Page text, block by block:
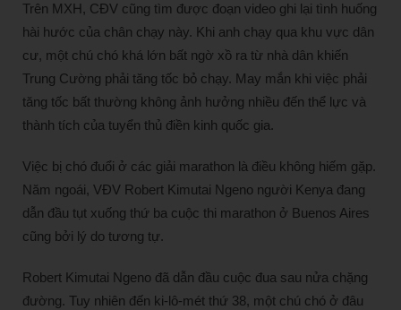
Trên MXH, CĐV cũng tìm được đoạn video ghi lại tình huống
hài hước của chân chạy này. Khi anh chạy qua khu vực dân
cư, một chú chó khá lớn bất ngờ xồ ra từ nhà dân khiến
Trung Cường phải tăng tốc bỏ chạy. May mắn khi việc phải
tăng tốc bất thường không ảnh hưởng nhiều đến thể lực và
thành tích của tuyển thủ điền kinh quốc gia.
Việc bị chó đuổi ở các giải marathon là điều không hiếm gặp.
Năm ngoái, VĐV Robert Kimutai Ngeno người Kenya đang
dẫn đầu tụt xuống thứ ba cuộc thi marathon ở Buenos Aires
cũng bởi lý do tương tự.
Robert Kimutai Ngeno đã dẫn đầu cuộc đua sau nửa chặng
đường. Tuy nhiên đến ki-lô-mét thứ 38, một chú chó ở đâu